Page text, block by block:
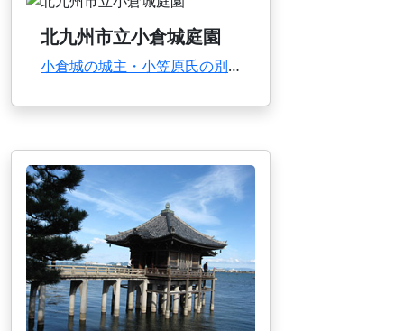
北九州市立小倉城庭園
小倉城の城主・小笠原氏の別邸であった下屋敷跡を復元した大名の庭園と典型的な江戸時代の武家の...